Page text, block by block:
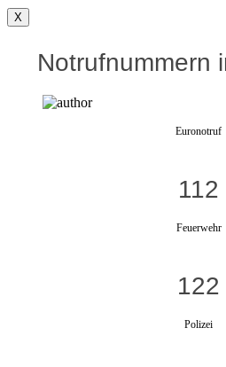
X
Notrufnummern
Euronotruf
112
Feuerwehr
122
Polizei